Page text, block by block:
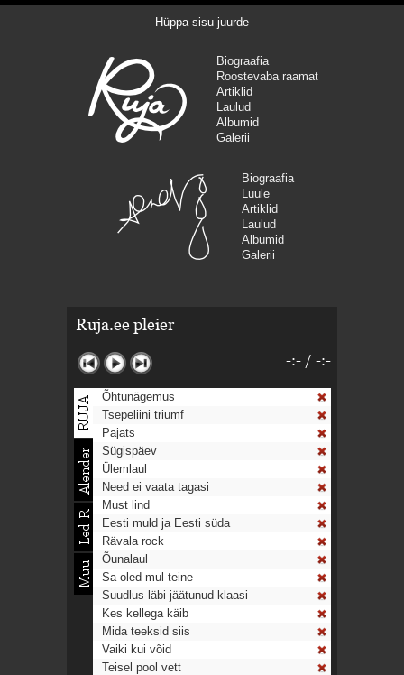
Hüppa sisu juurde
Biograafia
Roostevaba raamat
Artiklid
Laulud
Albumid
Galerii
Biograafia
Luule
Artiklid
Laulud
Albumid
Galerii
Ruja.ee pleier
-:- / -:-
Õhtunägemus
Tsepeliini triumf
Pajats
Sügispäev
Ülemlaul
Need ei vaata tagasi
Must lind
Eesti muld ja Eesti süda
Rävala rock
Õunalaul
Sa oled mul teine
Suudlus läbi jäätunud klaasi
Kes kellega käib
Mida teeksid siis
Vaiki kui võid
Teisel pool vett